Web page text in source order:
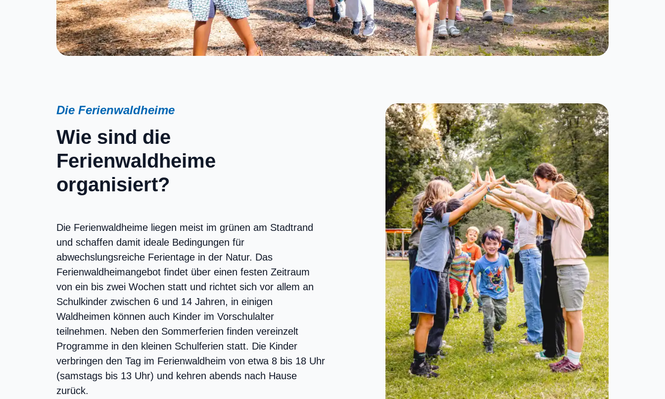
Die Ferienwaldheime
Wie sind die
Ferienwaldheime
organisiert?
Die Ferienwaldheime liegen meist im grünen am Stadtrand
und schaffen damit ideale Bedingungen für
abwechslungsreiche Ferientage in der Natur. Das
Ferienwaldheimangebot findet über einen festen Zeitraum
von ein bis zwei Wochen statt und richtet sich vor allem an
Schulkinder zwischen 6 und 14 Jahren, in einigen
Waldheimen können auch Kinder im Vorschulalter
teilnehmen. Neben den Sommerferien finden vereinzelt
Programme in den kleinen Schulferien statt. Die Kinder
verbringen den Tag im Ferienwaldheim von etwa 8 bis 18 Uhr
(samstags bis 13 Uhr) und kehren abends nach Hause
zurück.